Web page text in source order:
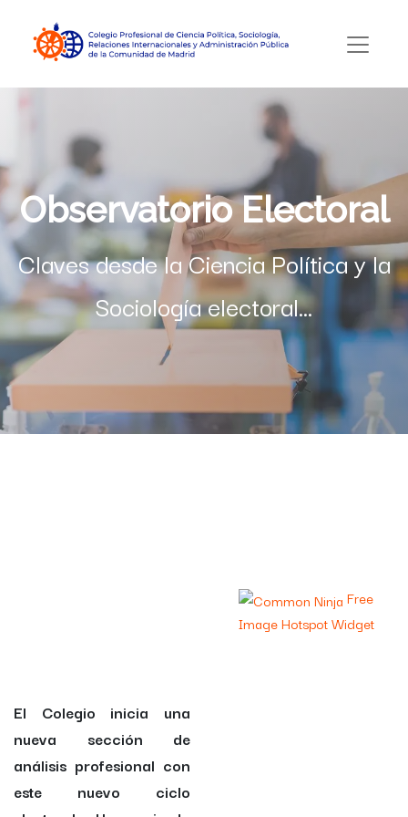
Observatorio Electoral
Claves desde la Ciencia Política y la
Sociología electoral…
El Colegio inicia una
nueva sección de
análisis profesional con
este nuevo ciclo
Free
Image Hotspot Widget